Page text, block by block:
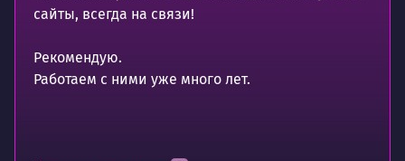
сайты, всегда на связи!
Рекомендую.
Работаем с ними уже много лет.